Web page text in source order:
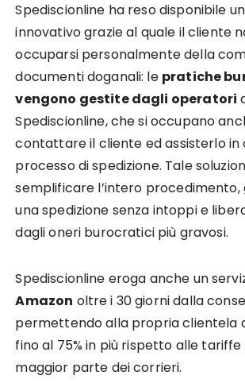
Spediscionline ha reso disponibile
innovativo grazie al quale il cliente
occuparsi personalmente della
documenti doganali: le pratiche
vengono gestite dagli operatori
Spediscionline, che si occupano
contattare il cliente ed assisterlo in
processo di spedizione. Tale
semplificare l’intero
una spedizione senza intoppi e
dagli oneri burocratici più gravosi.
Spediscionline eroga anche un
Amazon oltre i 30 giorni dalla
permettendo alla propria clientela
fino al 75% in più rispetto alle
maggior parte dei corrieri.